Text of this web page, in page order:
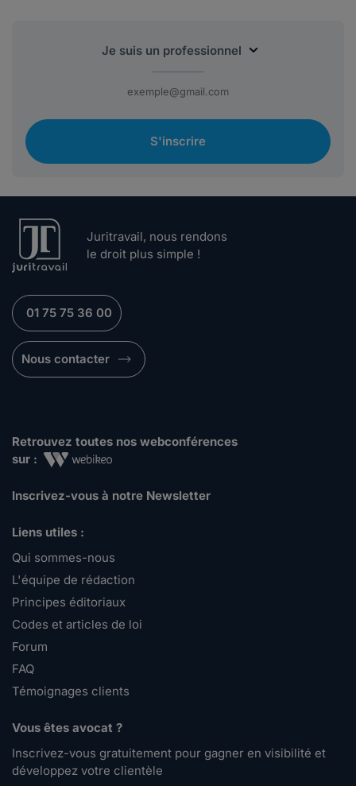
S'inscrire
Juritravail, nous rendons
le droit plus simple !
01 75 75 36 00
Nous contacter
Retrouvez toutes nos webconférences
sur :
Inscrivez-vous à notre Newsletter
Liens utiles :
Qui sommes-nous
L'équipe de rédaction
Principes éditoriaux
Codes et articles de loi
Forum
FAQ
Témoignages clients
Vous êtes avocat ?
Inscrivez-vous gratuitement pour gagner en visibilité et
développez votre clientèle